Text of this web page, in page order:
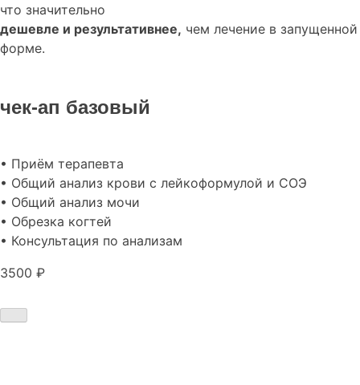
что значительно
дешевле и результативнее, чем лечение в запущенной
форме.
чек-ап базовый
• Приём терапевта
• Общий анализ крови с лейкоформулой и СОЭ
• Общий анализ мочи
• Обрезка когтей
• Консультация по анализам
3500 ₽